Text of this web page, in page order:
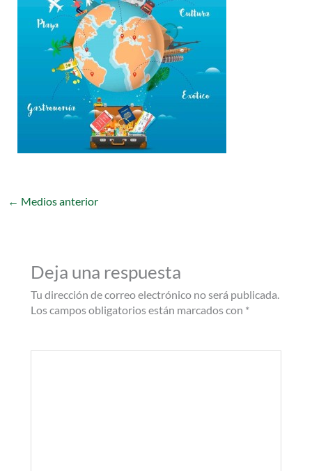
← Medios anterior
Deja una respuesta
Tu dirección de correo electrónico no será publicada.
Los campos obligatorios están marcados con *